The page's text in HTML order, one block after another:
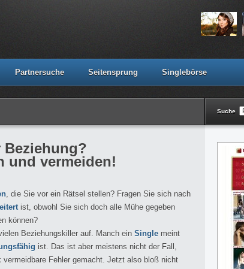
Partnersuche Seitensprung Singlebörse
Suche
Beziehung?
und vermeiden!
, die Sie vor ein Rätsel stellen? Fragen Sie sich nach
ist, obwohl Sie sich doch alle Mühe gegeben
können?
Beziehungskiller auf. Manch ein Single meint
ist. Das ist aber meistens nicht der Fall,
Fehler gemacht. Jetzt also bloß nicht